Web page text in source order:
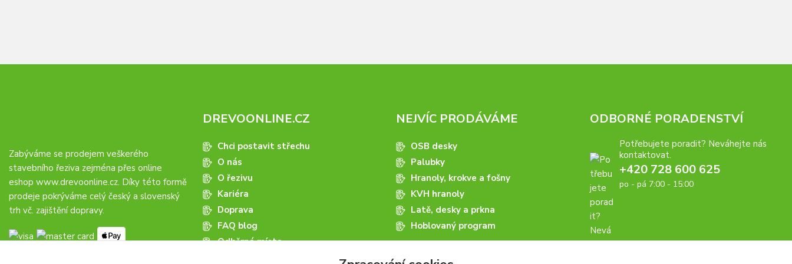
Zabýváme se prodejem veškerého
stavebního řeziva zejména přes online
eshop www.drevoonline.cz. Díky této formě
prodeje pokrýváme celý český a slovenský
trh vč. zajištění dopravy.
DREVOONLINE.CZ
Chci postavit střechu
O nás
O řezivu
Kariéra
Doprava
FAQ blog
Odběrná místa
NEJVÍC PRODÁVÁME
OSB desky
Palubky
Hranoly, krokve a fošny
KVH hranoly
Latě, desky a prkna
Hoblovaný program
ODBORNÉ PORADENSTVÍ
Potřebujete poradit? Neváhejte nás
kontaktovat.
+420 728 600 625
po - pá 7:00 - 15:00